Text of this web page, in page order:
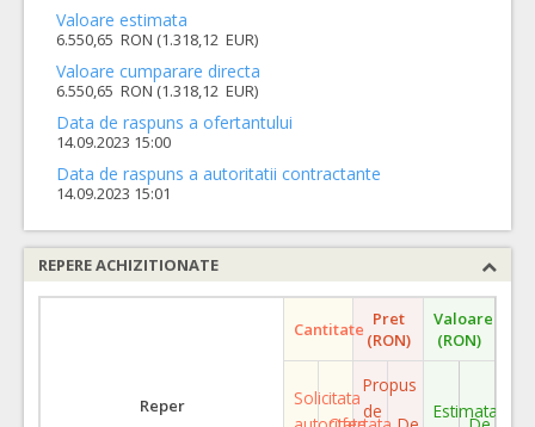
Valoare estimata
6.550,65 RON (1.318,12 EUR)
Valoare cumparare directa
6.550,65 RON (1.318,12 EUR)
Data de raspuns a ofertantului
14.09.2023 15:00
Data de raspuns a autoritatii contractante
14.09.2023 15:01
REPERE ACHIZITIONATE
Reper
Cantitate Pret
(RON)
Valoare
(RON)
Solicitata
Propus
de
Estimata